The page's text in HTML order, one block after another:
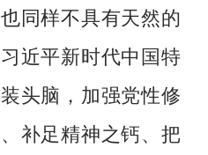
同样不具有天然的
近平新时代中国特
头脑，加强党性修
补足精神之钙、把